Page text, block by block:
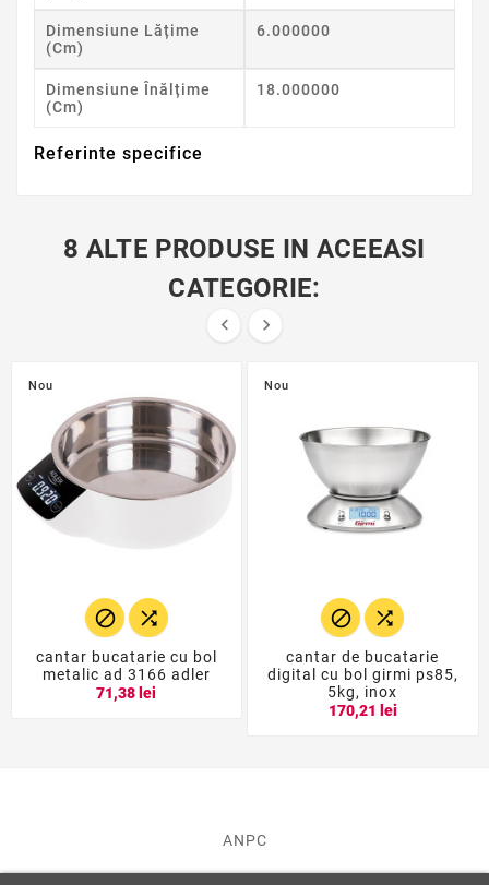
Dimensiune Lățime
(cm)
6.000000
Dimensiune Înălțime
(cm)
18.000000
Referinte specifice
8 ALTE PRODUSE IN ACEEASI
CATEGORIE:
 
Nou
 
cantar bucatarie cu bol
metalic ad 3166 adler
71,38 lei
Nou
 
cantar de bucatarie
digital cu bol girmi ps85,
5kg, inox
170,21 lei
ANPC